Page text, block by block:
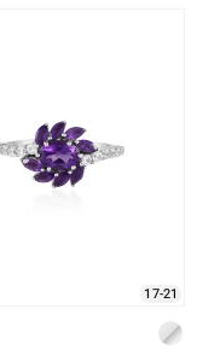
17-21